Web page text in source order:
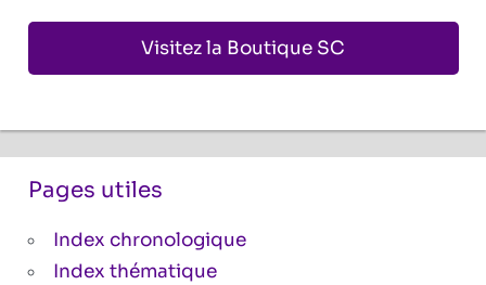
Visitez la Boutique SC
Pages utiles
Index chronologique
Index thématique